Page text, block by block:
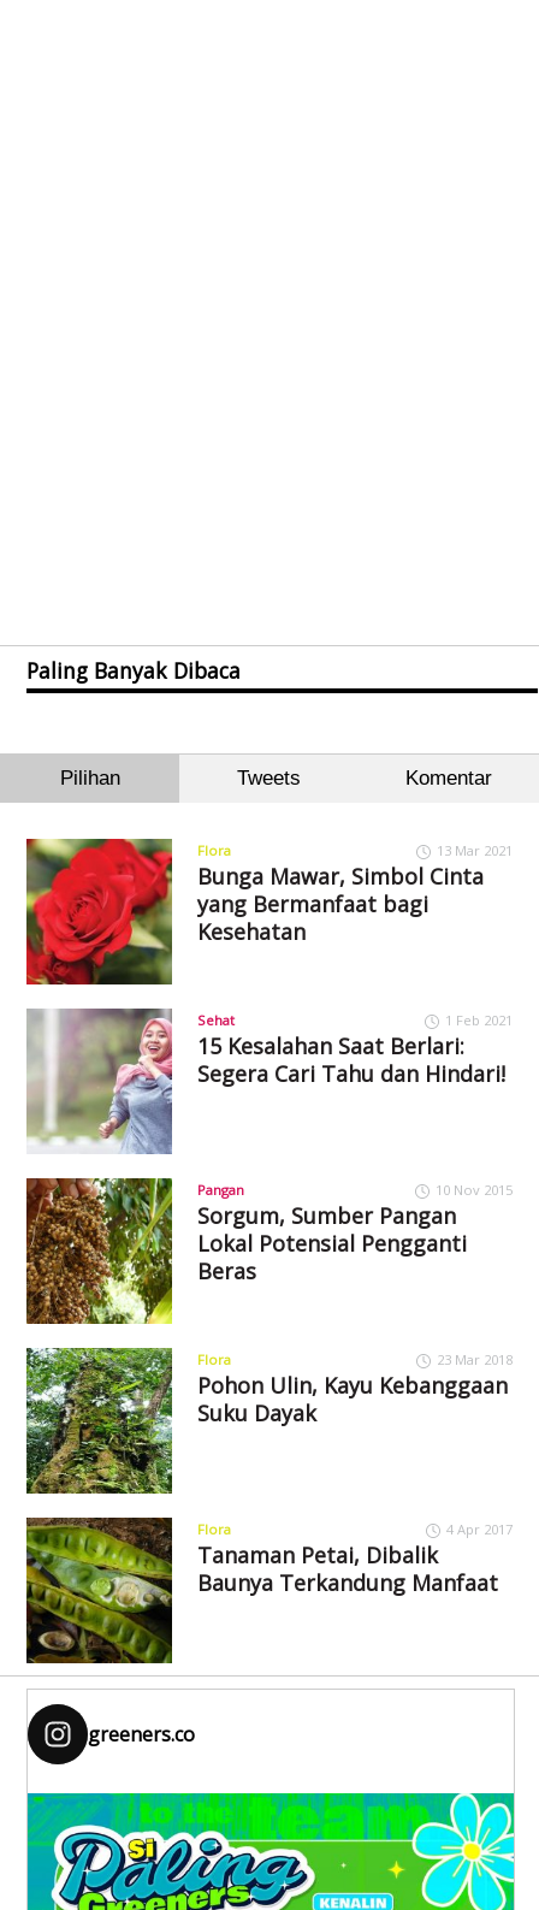
Paling Banyak Dibaca
Pilihan Tweets Komentar
Flora 13 Mar 2021
Bunga Mawar, Simbol Cinta
yang Bermanfaat bagi
Kesehatan
Sehat 1 Feb 2021
15 Kesalahan Saat Berlari:
Segera Cari Tahu dan Hindari!
Pangan 10 Nov 2015
Sorgum, Sumber Pangan
Lokal Potensial Pengganti
Beras
Flora 23 Mar 2018
Pohon Ulin, Kayu Kebanggaan
Suku Dayak
Flora 4 Apr 2017
Tanaman Petai, Dibalik
Baunya Terkandung Manfaat
greeners.co